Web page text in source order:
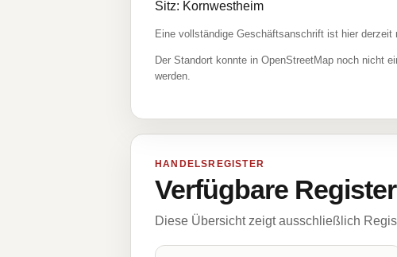
Sitz: Kornwestheim
Eine vollständige Geschäftsanschrift ist hier derzeit
Der Standort konnte in OpenStreetMap noch nicht
werden.
HANDELSREGISTER
Verfügbare
Diese Übersicht zeigt ausschließlich